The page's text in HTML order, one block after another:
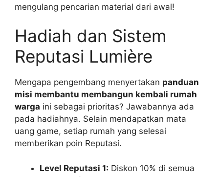
mengulang pencarian material dari awal!
Hadiah dan Sistem
Reputasi Lumière
Mengapa pengembang menyertakan panduan
misi membantu membangun kembali rumah
warga ini sebagai prioritas? Jawabannya ada
pada hadiahnya. Selain mendapatkan mata
uang game, setiap rumah yang selesai
memberikan poin Reputasi.
Level Reputasi 1: Diskon 10% di semua